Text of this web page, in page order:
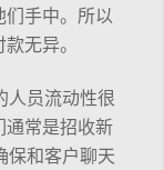
手中。所以
无异。
人员流动性很
常是招收新
保和客户聊天